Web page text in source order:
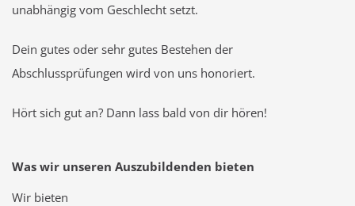
unabhängig vom Geschlecht setzt.
Dein gutes oder sehr gutes Bestehen der
Abschlussprüfungen wird von uns honoriert.
Hört sich gut an? Dann lass bald von dir hören!
Was wir unseren Auszubildenden bieten
Wir bieten